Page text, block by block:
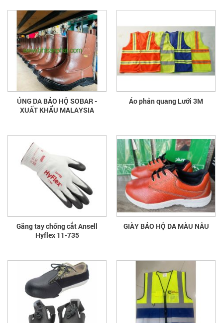
ỦNG DA BẢO HỘ SOBAR -
XUẤT KHẨU MALAYSIA
Áo phản quang Lưới 3M
Găng tay chống cắt Ansell
Hyflex 11-735
GIÀY BẢO HỘ DA MÀU NÂU